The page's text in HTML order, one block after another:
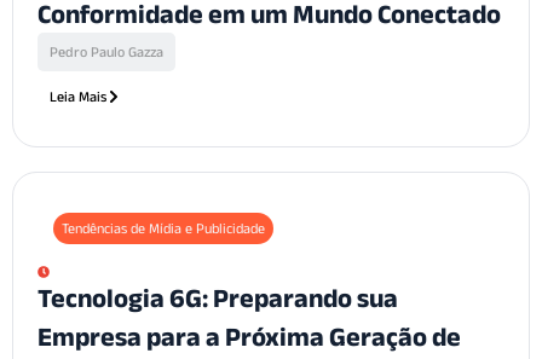
Conformidade em um Mundo Conectado
Pedro Paulo Gazza
Leia Mais
Tendências de Mídia e Publicidade
Tecnologia 6G: Preparando sua
Empresa para a Próxima Geração de